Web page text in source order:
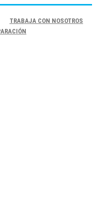
TRABAJA CON NOSOTROS